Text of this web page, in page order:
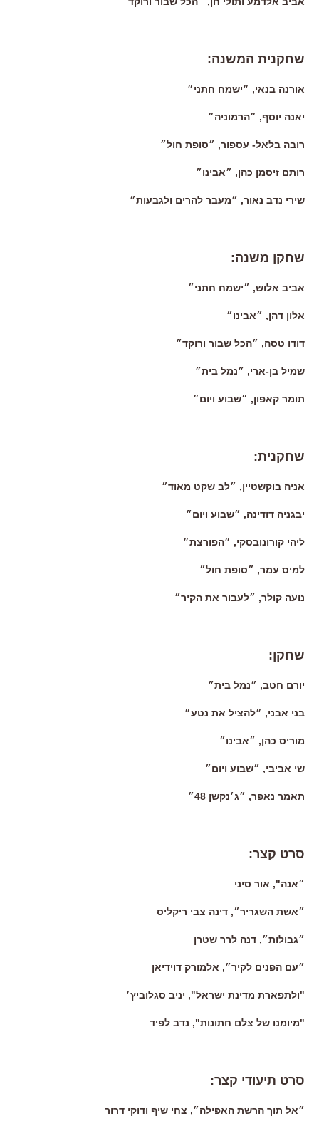
שחקנית המשנה:
אורנה בנאי, ״ישמח חתני״
יאנה יוסף, ״הרמוניה״
רובה בלאל- עספור, ״סופת חול״
רותם זיסמן כהן, ״אבינו״
שירי נדב נאור, ״מעבר להרים ולגבעות״
שחקן משנה:
אביב אלוש, ״ישמח חתני״
אלון דהן, ״אבינו״
דודו טסה, ״הכל שבור ורוקד״
שמיל בן-ארי, ״נמל בית״
תומר קאפון, ״שבוע ויום״
שחקנית:
אניה בוקשטיין, ״לב שקט מאוד״
יבגניה דודינה, ״שבוע ויום״
ליהי קורונובסקי, ״הפורצת״
למיס עמר, ״סופת חול״
נועה קולר, ״לעבור את הקיר״
שחקן:
יורם חטב, ״נמל בית״
בני אבני, ״להציל את נטע״
מוריס כהן, ״אבינו״
שי אביבי, ״שבוע ויום״
תאמר נאפר, ״ג׳נקשן 48״
סרט קצר:
״אנה", אור סיני
״אשת השגריר״, דינה צבי ריקליס
״גבולות״, דנה לרר שטרן
״עם הפנים לקיר״, אלמורק דוידיאן
"ולתפארת מדינת ישראל", יניב סגלוביץ׳
"מיומנו של צלם חתונות", נדב לפיד
סרט תיעודי קצר:
״אל תוך הרשת האפילה״, צחי שיף ודוקי דרור